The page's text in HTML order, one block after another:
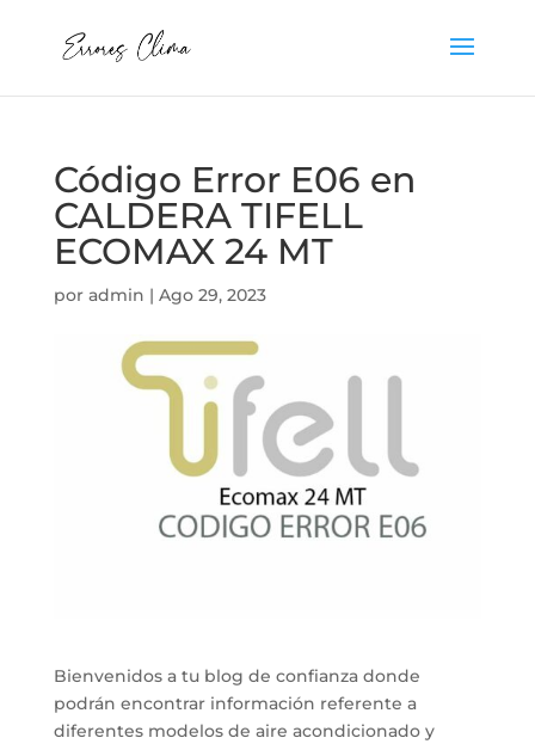
Código Error E06 en
CALDERA TIFELL
ECOMAX 24 MT
por admin | Ago 29, 2023
Bienvenidos a tu blog de confianza donde
podrán encontrar información referente a
diferentes modelos de aire acondicionado y